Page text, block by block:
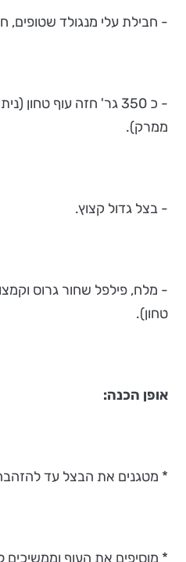
- חבילת עלי מנגולד שטופים,
- כ 350 גר' חזה עוף
ממרק).
- בצל גדול קצוץ.
- מלח, פילפל שחור גרוס
טחון).
אופן הכנה:
* מטגנים את הבצל עד
* מוסיפים את העוף וממשיכים